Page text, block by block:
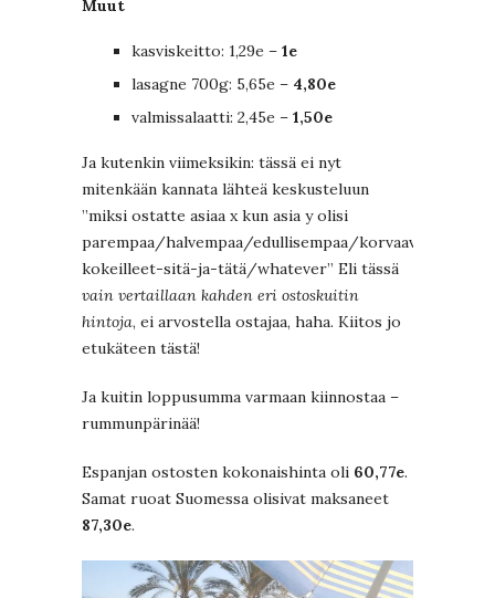
Muut
kasviskeitto: 1,29e – 1e
lasagne 700g: 5,65e – 4,80e
valmissalaatti: 2,45e – 1,50e
Ja kutenkin viimeksikin: tässä ei nyt
mitenkään kannata lähteä keskusteluun
”miksi ostatte asiaa x kun asia y olisi
parempaa/halvempaa/edullisempaa/korvaavampaa/
kokeilleet-sitä-ja-tätä/whatever” Eli tässä
vain vertaillaan kahden eri ostoskuitin
hintoja, ei arvostella ostajaa, haha. Kiitos jo
etukäteen tästä!
Ja kuitin loppusumma varmaan kiinnostaa –
rummunpärinää!
Espanjan ostosten kokonaishinta oli 60,77e.
Samat ruoat Suomessa olisivat maksaneet
87,30e.